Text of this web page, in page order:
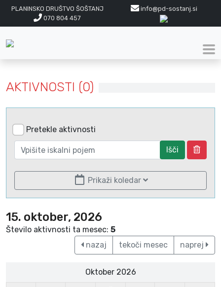
PLANINSKO DRUŠTVO ŠOŠTANJ
info@pd-sostanj.si
070 804 457
AKTIVNOSTI (0)
Pretekle aktivnosti
Išči
Prikaži koledar
15. oktober, 2026
Število aktivnosti ta mesec: 5
nazaj
tekoči mesec naprej
Oktober 2026